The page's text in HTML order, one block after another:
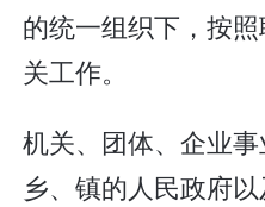
的统一组织下，按
关工作。
机关、团体、企业
乡、镇的人民政府